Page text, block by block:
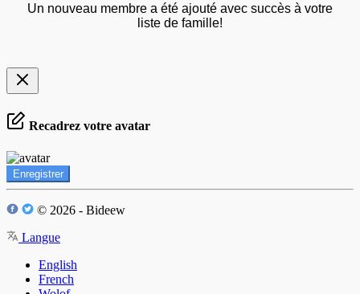
Un nouveau membre a été ajouté avec succès à votre
liste de famille!
Recadrez votre avatar
Enregistrer
© 2026 - Bideew
Langue
English
French